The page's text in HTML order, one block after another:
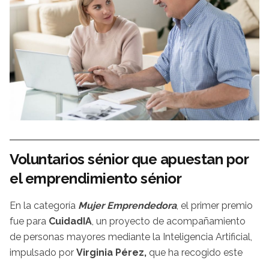
Voluntarios sénior que apuestan por
el emprendimiento sénior
En la categoría Mujer Emprendedora, el primer premio
fue para CuidadIA, un proyecto de acompañamiento
de personas mayores mediante la Inteligencia Artificial,
impulsado por Virginia Pérez, que ha recogido este